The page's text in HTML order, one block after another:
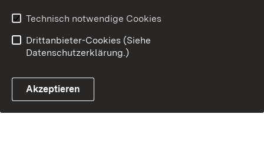
Technisch notwendige Cookies
Drittanbieter-Cookies (Siehe
Datenschutzerklärung.)
Akzeptieren